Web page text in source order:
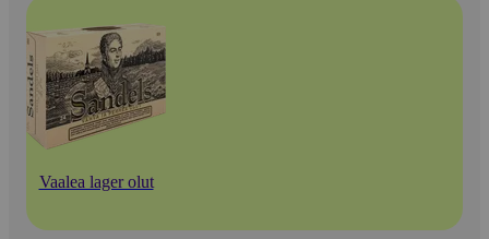
Vaalea lager olut